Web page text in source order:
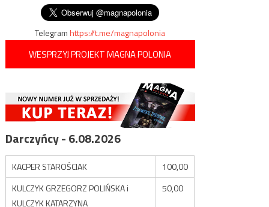
Telegramhttps://t.me/magnapolonia
WESPRZYJ PROJEKT MAGNA POLONIA
Darczyńcy - 6.08.2026
KACPER STAROŚCIAK
100,00
KULCZYK GRZEGORZ POLIŃSKA i
KULCZYK KATARZYNA
50,00